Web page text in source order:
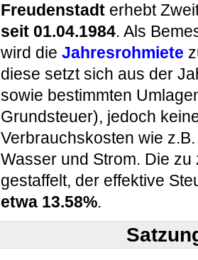
Freudenstadterhebt
seit 01.04.1984. Als
wird die Jahresrohmiete
diese setzt sich aus der
sowie bestimmten
Grundsteuer), jedoch
Verbrauchskosten wie
Wasser und Strom. Die
gestaffelt, der effektive
etwa 13.58%.